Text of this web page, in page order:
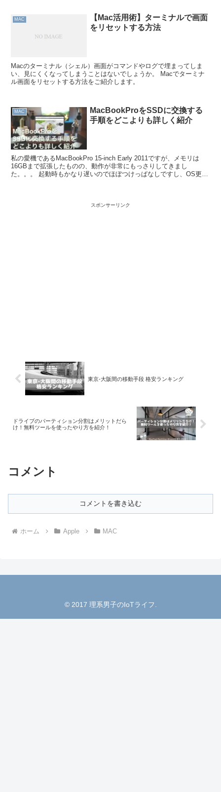
MAC
【Mac活用術】ターミナルで画面
をリセットする方法
Macのターミナル（シェル）画面がコマンドやログで埋まってしま
い、見にくくなってしまうことはないでしょうか。 Macでターミナ
ル画面をリセットする方法をご紹介します。
MAC
MacBookProをSSDに交換する
手順をどこよりも詳しく紹介
私の愛機であるMacBookPro 15-inch Early 2011ですが、メモリは
16GBまで拡張したものの、動作が非常にもっさりしてきまし
た。。。 起動時もかなり遅いのでほぼつけっぱなしですし、OS更新
スポンサーリンク
東京-大阪間の移動手段 格安ランキング
ドライブのパーティション分割はメリットだら
け！無料ツールを使ったやり方を紹介！
コメント
コメントを書き込む
ホーム Apple MAC
© 2017 理系男子のIoTライフ.